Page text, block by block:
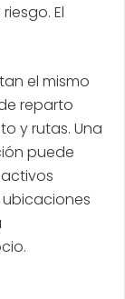
El
el mismo
reparto
y rutas. Una
puede